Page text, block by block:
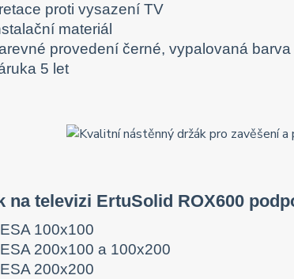
proti vysazení TV
materiál
provedení černé, vypalovaná barva
5 let
na televizi ErtuSolid ROX600
100x100
200x100 a 100x200
200x200